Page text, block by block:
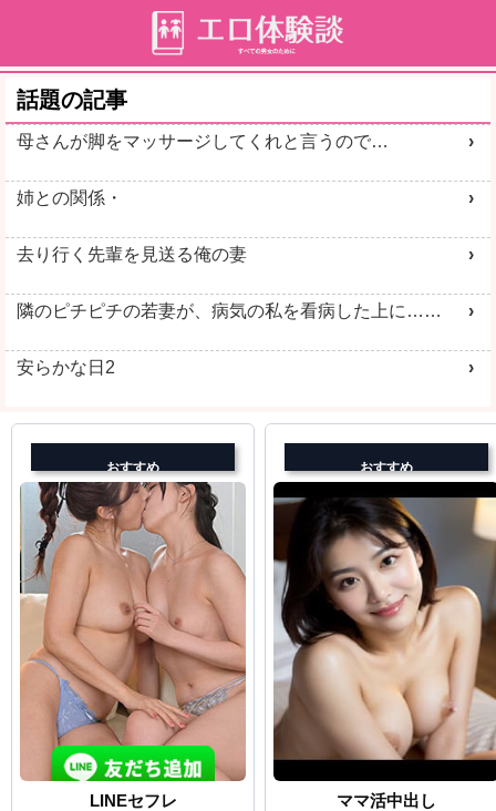
話題の記事
母さんが脚をマッサージしてくれと言うので…
姉との関係・
去り行く先輩を見送る俺の妻
隣のピチピチの若妻が、病気の私を看病した上に……
安らかな日2
おすすめ
LINEセフレ
おすすめ
ママ活中出し